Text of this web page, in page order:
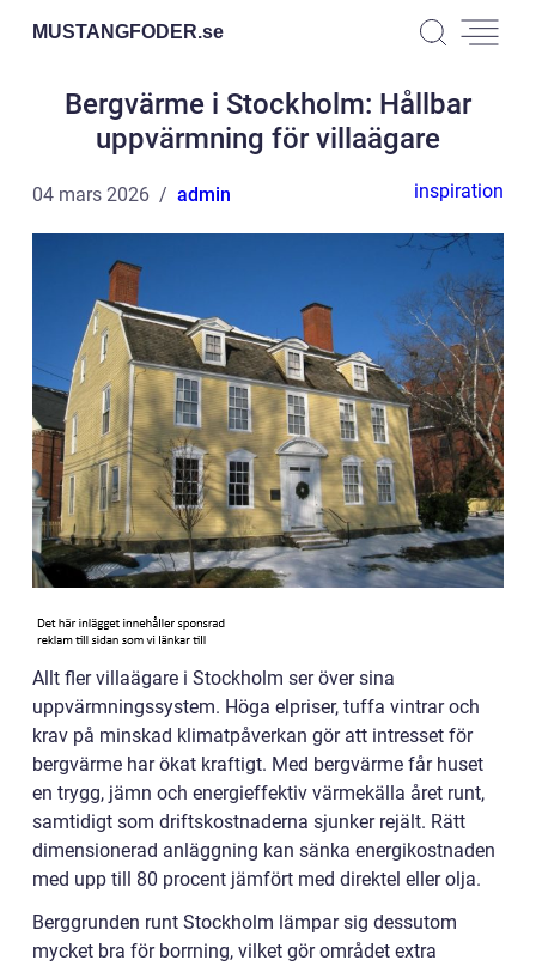
MUSTANGFODER.se
Bergvärme i Stockholm: Hållbar
uppvärmning för villaägare
04 mars 2026 admin inspiration
Allt fler villaägare i Stockholm ser över sina
uppvärmningssystem. Höga elpriser, tuffa vintrar och
krav på minskad klimatpåverkan gör att intresset för
bergvärme har ökat kraftigt. Med bergvärme får huset
en trygg, jämn och energieffektiv värmekälla året runt,
samtidigt som driftskostnaderna sjunker rejält. Rätt
dimensionerad anläggning kan sänka energikostnaden
med upp till 80 procent jämfört med direktel eller olja.
Berggrunden runt Stockholm lämpar sig dessutom
mycket bra för borrning, vilket gör området extra